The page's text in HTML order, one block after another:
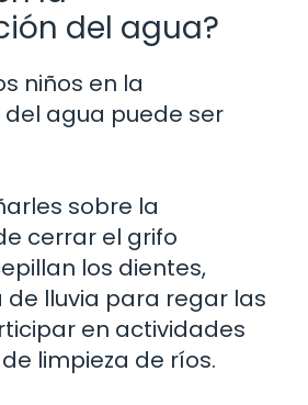
del agua?
niños en la
agua puede ser
sobre la
cerrar el grifo
los dientes,
lluvia para regar las
en actividades
limpieza de ríos.